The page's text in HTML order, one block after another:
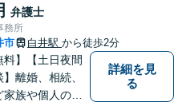
弁護士
務所
市 白井駅 から徒歩2分
料】【土日夜間
離婚、相続、
族や個人のト
詳細を見
る